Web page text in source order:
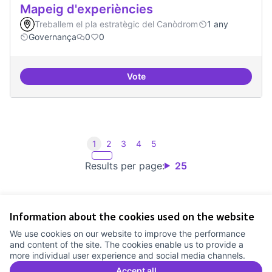
Information about the cookies used on the website
We use cookies on our website to improve the performance
and content of the site. The cookies enable us to provide a
more individual user experience and social media channels.
Mapeig d'experiències
Treballem el pla estratègic del Canòdrom
1 any
Governança
0 0
VoteMapeig d'experiències
Results per page: 25
1 2 3 4 5
Cookie settings
Comunitat Canòdrom at Facebook
(External link)
Comunitat Canòdrom at Instagram
(External link)
Comunitat Canòdrom at YouTube
(External link)
English
Triar la llenguaElegir el idiomaChoose language